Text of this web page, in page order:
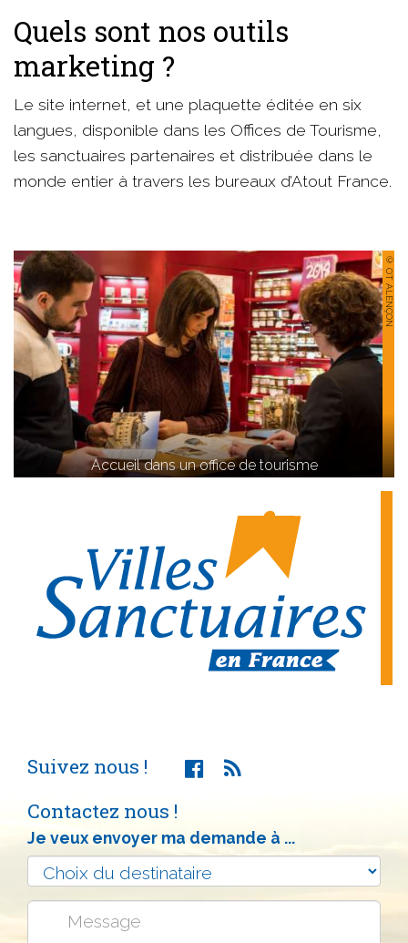
Quels sont nos outils
marketing ?
Le site internet, et une plaquette éditée en six
langues, disponible dans les Offices de Tourisme,
les sanctuaires partenaires et distribuée dans le
monde entier à travers les bureaux d’Atout France.
© OT ALENÇON
Accueil dans un office de tourisme
Suivez nous !
Contactez nous !
Je veux envoyer ma demande à ...